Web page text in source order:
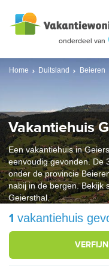
Home Duitsland Beieren
Vakantiehuis
Een vakantiehuis in
eenvoudig gevonden. De
onder de provincie
nabij in de bergen. Bekijk
Geiersthal.
1 vakantiehuis